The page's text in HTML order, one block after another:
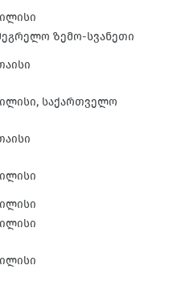
ზემო-სვანეთი
საქართველო